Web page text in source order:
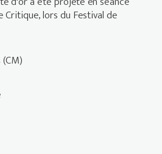
Critique, lors du Festival de